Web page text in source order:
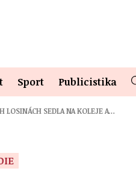
Sport Publicistika
LOSINÁCH SEDLA NA KOLEJE A…